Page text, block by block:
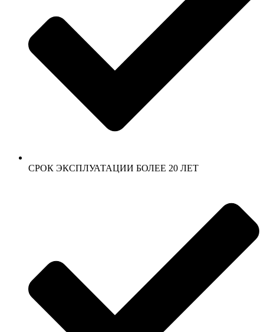
СРОК ЭКСПЛУАТАЦИИ БОЛЕЕ 20 ЛЕТ